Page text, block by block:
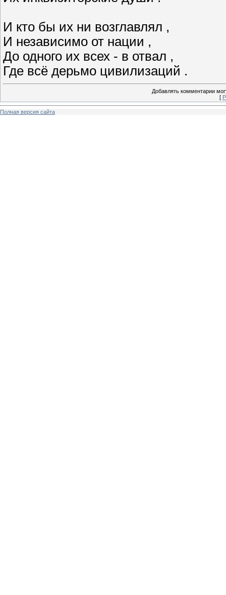
И кто бы их ни возглавлял ,
И независимо от нации ,
До одного их всех - в отвал ,
Где всё дерьмо цивилизаций .
Добавлять комментарии
[
Полная версия сайта